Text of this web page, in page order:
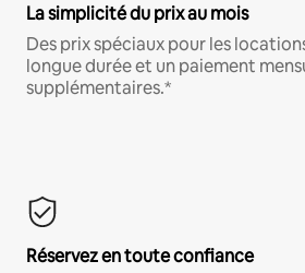
La simplicité du prix au mois
Des prix spéciaux pour les
longue durée et un paiement
supplémentaires.*
Réservez en toute confiance